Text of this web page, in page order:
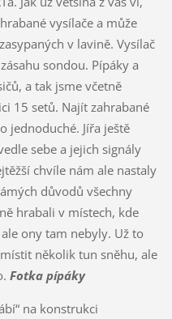
vysílače a může
v lavině. Vysílač
sondou. Pípáky a
a tak jsme včetně
15 setů. Najít zahrabané
jednoduché. Jířa ještě
sebe a jejich signály
chvíle nám ale nastaly
důvodů všechny
hrabali v místech, kde
ony tam nebyly. Už to
několik tun sněhu, ale
Fotka pípáky
na konstrukci